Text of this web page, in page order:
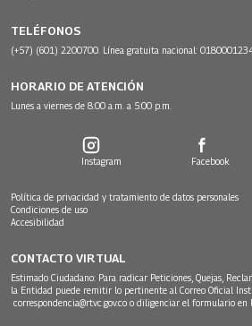
TELÉFONOS
(+57) (601) 2200700. Línea gratuita nacional:
HORARIO DE ATENCIÓN
Lunes a viernes de 8:00 a.m. a 5:00 p.m.
Instagram Facebook
Política de privacidad y tratamiento de datos personales
Condiciones de uso
Accesibilidad
CONTACTO VIRTUAL
Estimado Ciudadano: Para radicar Peticiones, Quejas,
la Entidad puede remitir lo pertinente al Correo Oficial
correspondencia@rtvc.gov.co o diligenciar el formulario en